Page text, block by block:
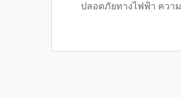
ปลอดภัยทางไฟฟ้า ควา